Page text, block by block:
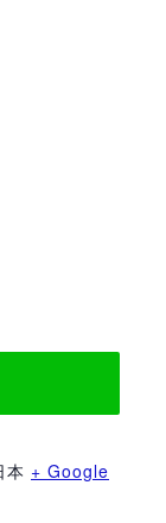
本 + Google